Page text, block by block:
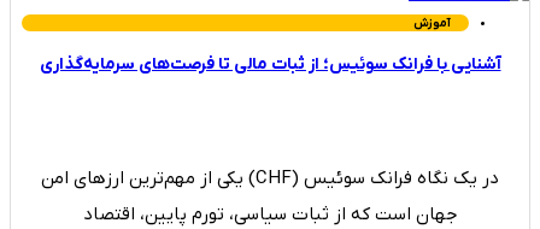
آموزش
آشنایی با فرانک سوئیس؛ از ثبات مالی تا فرصت‌های سرمایه‌گذاری
در یک نگاه فرانک سوئیس (CHF) یکی از مهم‌ترین ارزهای امن
جهان است که از ثبات سیاسی، تورم پایین، اقتصاد